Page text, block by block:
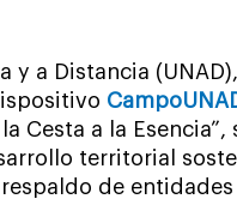
y a Distancia
Cesta a la
territorial
de